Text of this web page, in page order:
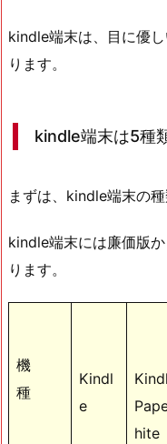
kindle端末は、目に優
ります。
kindle端末は5種
まずは、kindle端末の
kindle端末には廉価版
ります。
機
種
Kindl
e
hite